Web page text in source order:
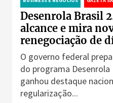
Desenrola Brasil
alcance e mira
renegociação de
O governo federal
do programa
ganhou destaque
regularização...